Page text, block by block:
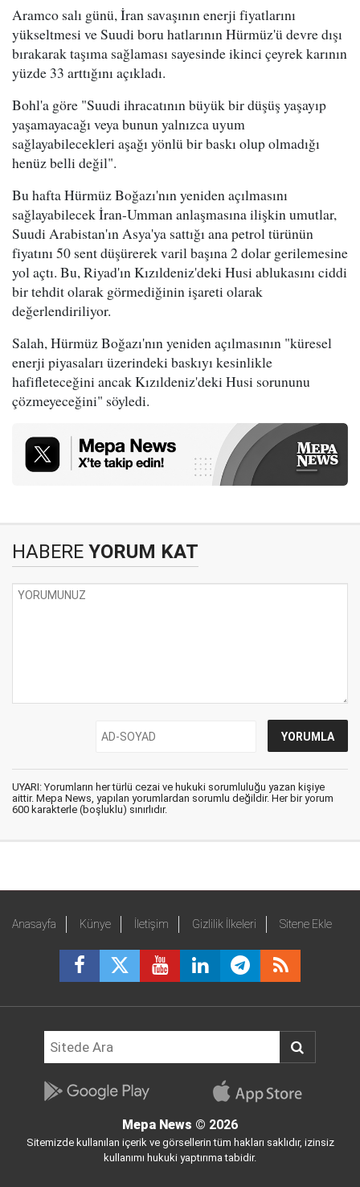
Aramco salı günü, İran savaşının enerji fiyatlarını
yükseltmesi ve Suudi boru hatlarının Hürmüz'ü devre dışı
bırakarak taşıma sağlaması sayesinde ikinci çeyrek karının
yüzde 33 arttığını açıkladı.
Bohl'a göre "Suudi ihracatının büyük bir düşüş yaşayıp
yaşamayacağı veya bunun yalnızca uyum
sağlayabilecekleri aşağı yönlü bir baskı olup olmadığı
henüz belli değil".
Bu hafta Hürmüz Boğazı'nın yeniden açılmasını
sağlayabilecek İran-Umman anlaşmasına ilişkin umutlar,
Suudi Arabistan'ın Asya'ya sattığı ana petrol türünün
fiyatını 50 sent düşürerek varil başına 2 dolar gerilemesine
yol açtı. Bu, Riyad'ın Kızıldeniz'deki Husi ablukasını ciddi
bir tehdit olarak görmediğinin işareti olarak
değerlendiriliyor.
Salah, Hürmüz Boğazı'nın yeniden açılmasının "küresel
enerji piyasaları üzerindeki baskıyı kesinlikle
hafifleteceğini ancak Kızıldeniz'deki Husi sorununu
çözmeyeceğini" söyledi.
HABERE YORUM KAT
UYARI: Yorumların her türlü cezai ve hukuki sorumluluğu yazan kişiye
aittir. Mepa News, yapılan yorumlardan sorumlu değildir. Her bir yorum
600 karakterle (boşluklu) sınırlıdır.
Anasayfa Künye İletişim Gizlilik İlkeleri Sitene Ekle
Mepa News © 2026
Sitemizde kullanılan içerik ve görsellerin tüm hakları saklıdır, izinsiz
kullanımı hukuki yaptırıma tabidir.